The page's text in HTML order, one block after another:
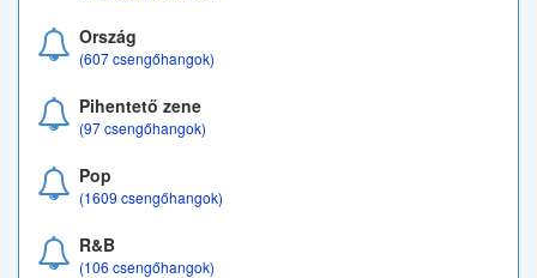
Ország
(607 csengőhangok)
Pihentető zene
(97 csengőhangok)
Pop
(1609 csengőhangok)
R&B
(106 csengőhangok)